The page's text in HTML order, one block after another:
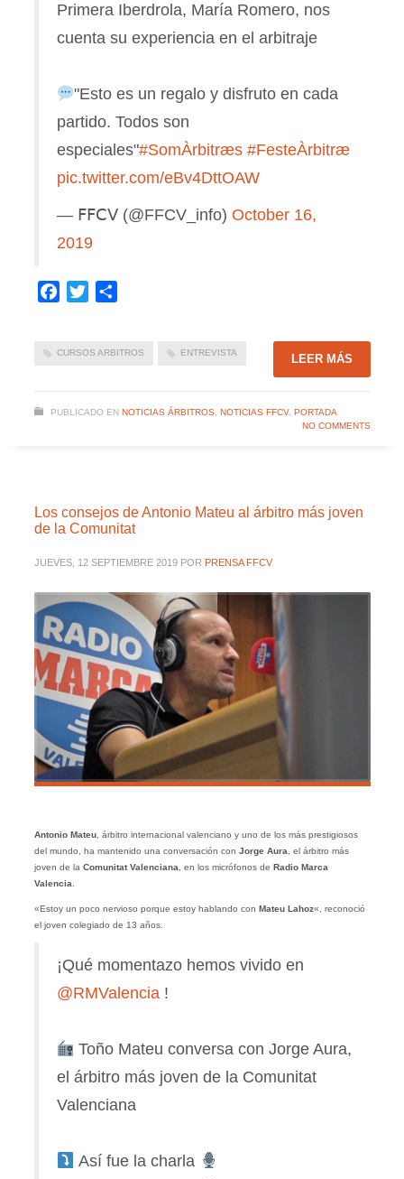
Primera Iberdrola, María Romero, nos
cuenta su experiencia en el arbitraje
"Esto es un regalo y disfruto en cada
partido. Todos son
especiales"#SomÀrbitræs #FesteÀrbitræ
pic.twitter.com/eBv4DttOAW
— 𝖥𝖥𝖢𝖵 (@FFCV_info) October 16,
2019
Facebook
Twitter
CURSOS ARBITROS ENTREVISTA LEER MÁS
PUBLICADO EN NOTICIAS ÁRBITROS, NOTICIAS FFCV, PORTADA
NO COMMENTS
Los consejos de Antonio Mateu al árbitro más joven
de la Comunitat
JUEVES, 12 SEPTIEMBRE 2019 POR PRENSA FFCV
Antonio Mateu, árbitro internacional valenciano y uno de los más prestigiosos
del mundo, ha mantenido una conversación con Jorge Aura , el árbitro más
joven de la Comunitat Valenciana , en los micrófonos de Radio Marca
Valencia
«Estoy un poco nervioso porque estoy hablando con Mateu Lahoz«, reconoció
el joven colegiado de 13 años.
¡Qué momentazo hemos vivido en
@RMValencia!
Toño Mateu conversa con Jorge Aura,
el árbitro más joven de la Comunitat
Valenciana
Así fue la charla